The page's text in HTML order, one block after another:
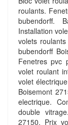
roulants.
bubendorff.
Installation
volets
bubendorff
Fenetres pvc
volet roulant
volet
Boisemont
electrique.
double
27150. Prix